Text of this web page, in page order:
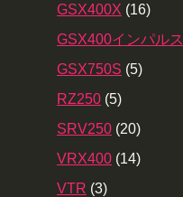
GSX400X (16)
GSX400インパルス
GSX750S (5)
RZ250 (5)
SRV250 (20)
VRX400 (14)
VTR (3)